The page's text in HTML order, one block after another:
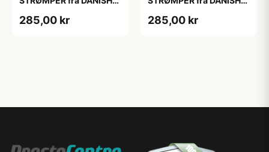
38, Varm og åndbar
285,00 kr
38, Varm og åndbar
285,00 kr